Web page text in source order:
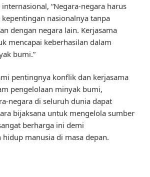
“Negara-negara harus
nasionalnya tanpa
dengan negara lain. Kerjasama
mencapai keberhasilan dalam
bumi.”
pentingnya konflik dan kerjasama
pengelolaan minyak bumi,
negara di seluruh dunia dapat
bijaksana untuk mengelola sumber
berharga ini demi
hidup manusia di masa depan.